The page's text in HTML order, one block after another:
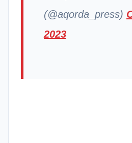
(@aqorda_press)
2023